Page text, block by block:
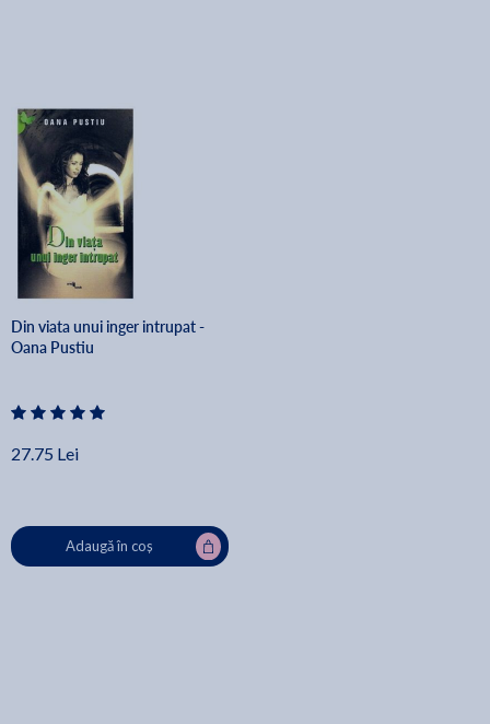
Din viata unui inger intrupat -
Oana Pustiu
27.75 Lei
Adaugă în coș